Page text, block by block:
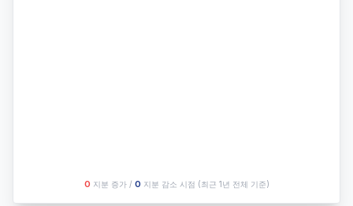
O 지분 증가 / O 지분 감소 시점 (최근 1년 전체 기준)